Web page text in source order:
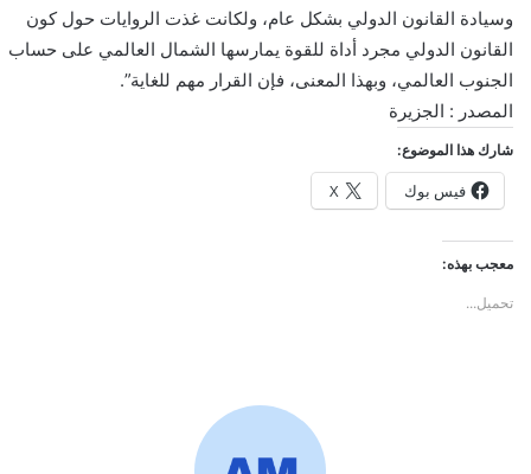
وسيادة القانون الدولي بشكل عام، ولكانت غذت الروايات حول كون
القانون الدولي مجرد أداة للقوة يمارسها الشمال العالمي على حساب
الجنوب العالمي، وبهذا المعنى، فإن القرار مهم للغاية”.
المصدر : الجزيرة
شارك هذا الموضوع:
فيس بوك X
معجب بهذه:
تحميل...